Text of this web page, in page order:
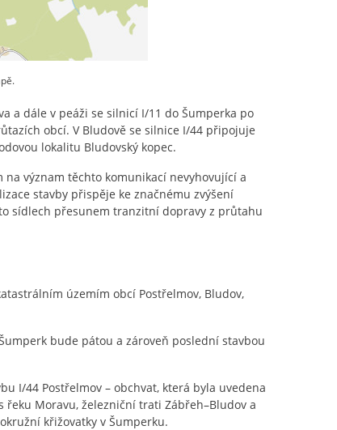
a dále v peáži se silnicí I/11 do Šumperka po
obcí. V Bludově se silnice I/44 připojuje
lokalitu Bludovský kopec.
význam těchto komunikací nevyhovující a
stavby přispěje ke značnému zvýšení
sídlech přesunem tranzitní dopravy z průtahu
územím obcí Postřelmov, Bludov,
bude pátou a zároveň poslední stavbou
I/44 Postřelmov – obchvat, která byla uvedena
Moravu, železniční trati Zábřeh–Bludov a
křižovatky v Šumperku.